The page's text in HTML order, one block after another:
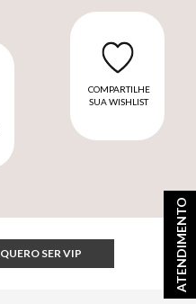
ATENDIMENTO
COMPARTILHE
SUA WISHLIST
QUERO SER VIP